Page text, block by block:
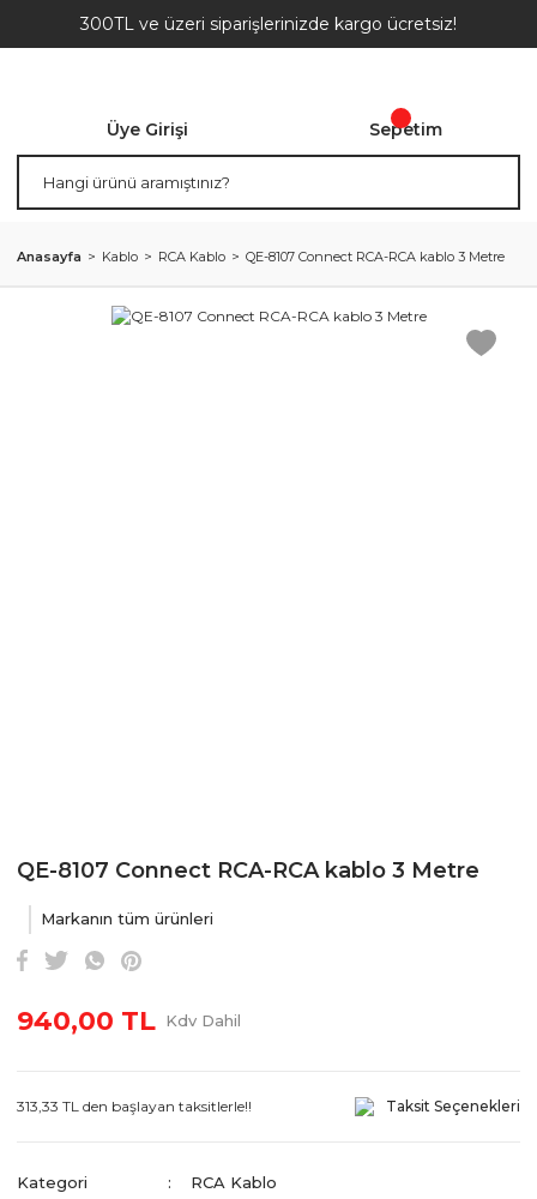
300TL ve üzeri siparişlerinizde kargo ücretsiz!
Üye Girişi Sepetim
Anasayfa Kablo RCA Kablo QE-8107 Connect RCA-RCA kablo 3 Metre
QE-8107 Connect RCA-RCA kablo 3 Metre
Markanın tüm ürünleri
940,00 TL Kdv Dahil
313,33 TL den başlayan taksitlerle!! Taksit Seçenekleri
Kategori
RCA Kablo